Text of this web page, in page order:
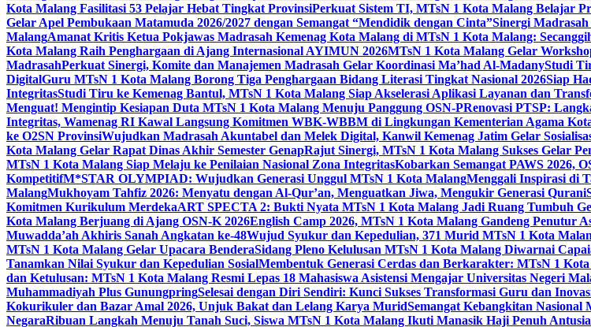
Kota Malang Fasilitasi 53 Pelajar Hebat Tingkat ProvinsiPerkuat Sistem TI, MTsN 1 Kota Malang Belajar
Gelar Apel Pembukaan Matamuda 2026/2027 dengan Semangat “Mendidik dengan Cinta”Sinergi
MalangAmanat Kritis Ketua Pokjawas Madrasah Kemenag Kota Malang di MTsN 1 Kota Malang:
Kota Malang Raih Penghargaan di Ajang Internasional AYIMUN 2026MTsN 1 Kota Malang Gelar
MadrasahPerkuat Sinergi, Komite dan Manajemen Madrasah Gelar Koordinasi Ma’had Al-MadanyStudi
DigitalGuru MTsN 1 Kota Malang Borong Tiga Penghargaan Bidang Literasi Tingkat Nasional 2026Siap
IntegritasStudi Tiru ke Kemenag Bantul, MTsN 1 Kota Malang Siap Akselerasi Aplikasi Layanan dan
Menguat! Mengintip Kesiapan Duta MTsN 1 Kota Malang Menuju Panggung OSN-PRenovasi PTSP:
Integritas, Wamenag RI Kawal Langsung Komitmen WBK-WBBM di Lingkungan Kementerian Agama
ke O2SN ProvinsiWujudkan Madrasah Akuntabel dan Melek Digital, Kanwil Kemenag Jatim Gelar
Kota Malang Gelar Rapat Dinas Akhir Semester GenapRajut Sinergi, MTsN 1 Kota Malang Sukses Gelar
MTsN 1 Kota Malang Siap Melaju ke Penilaian Nasional Zona IntegritasKobarkan Semangat PAWS 2026,
KompetitifM*STAR OLYMPIAD: Wujudkan Generasi Unggul MTsN 1 Kota MalangMenggali Inspirasi di
MalangMukhoyam Tahfiz 2026: Menyatu dengan Al-Qur’an, Menguatkan Jiwa, Mengukir Generasi Qurani
Komitmen Kurikulum MerdekaART SPECTA 2: Bukti Nyata MTsN 1 Kota Malang Jadi Ruang Tumbuh
Kota Malang Berjuang di Ajang OSN-K 2026English Camp 2026, MTsN 1 Kota Malang Gandeng Penutur
Muwadda’ah Akhiris Sanah Angkatan ke-48Wujud Syukur dan Kepedulian, 371 Murid MTsN 1 Kota
MTsN 1 Kota Malang Gelar Upacara BenderaSidang Pleno Kelulusan MTsN 1 Kota Malang Diwarnai
Tanamkan Nilai Syukur dan Kepedulian SosialMembentuk Generasi Cerdas dan Berkarakter: MTsN 1
dan Ketulusan: MTsN 1 Kota Malang Resmi Lepas 18 Mahasiswa Asistensi Mengajar Universitas Negeri
Muhammadiyah Plus GunungpringSelesai dengan Diri Sendiri: Kunci Sukses Transformasi Guru dan
Kokurikuler dan Bazar Amal 2026, Unjuk Bakat dan Lelang Karya MuridSemangat Kebangkitan Nasional
NegaraRibuan Langkah Menuju Tanah Suci, Siswa MTsN 1 Kota Malang Ikuti Manasik Haji Penuh